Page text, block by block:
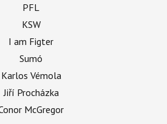
PFL
KSW
I am Figter
Sumó
Karlos Vémola
Jiří Procházka
McGregor